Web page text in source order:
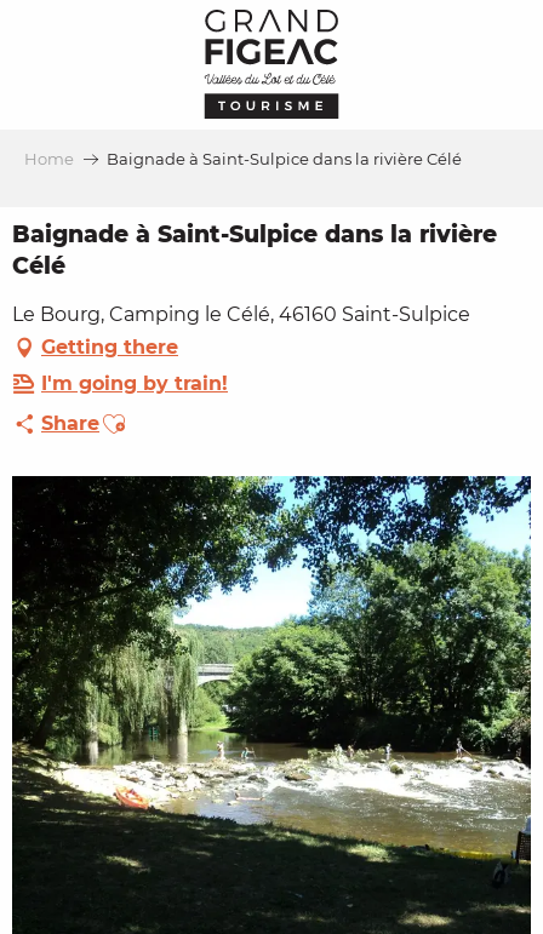
Home Baignade à Saint-Sulpice dans la rivière Célé
Baignade à Saint-Sulpice dans la rivière
Célé
Le Bourg, Camping le Célé, 46160 Saint-Sulpice
Getting there
I'm going by train!
ShareAjouter aux favoris